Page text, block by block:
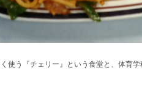
使う『チェリー』という食堂と、体育